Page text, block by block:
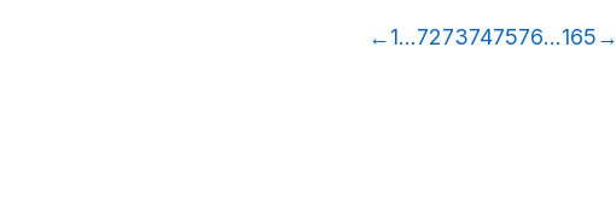
←1…7273747576…165→